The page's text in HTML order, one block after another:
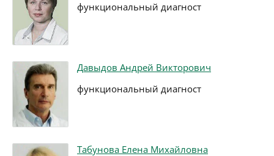
функциональный диагност
Давыдов Андрей Викторович
функциональный диагност
Табунова Елена Михайловна